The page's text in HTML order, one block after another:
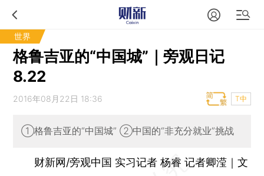
世界
格鲁吉亚的“中国城”｜旁观日记
8.22
2016年08月22日 18:36 T中
①格鲁吉亚的“中国城” ②中国的“非充分就业”挑战
财新网/旁观中国 实习记者 杨睿 记者卿滢｜文